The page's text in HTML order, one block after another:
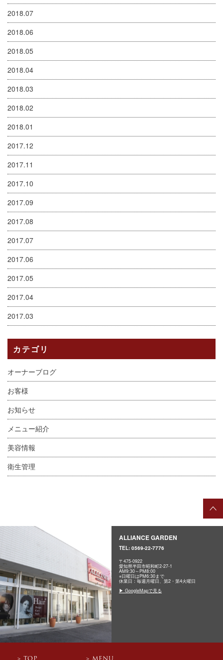
2018.07
2018.06
2018.05
2018.04
2018.03
2018.02
2018.01
2017.12
2017.11
2017.10
2017.09
2017.08
2017.07
2017.06
2017.05
2017.04
2017.03
カテゴリ
オーナーブログ
お客様
お知らせ
メニュー紹介
美容情報
衛生管理
ALLIANCE GARDEN
TEL: 0569-22-7776
〒475-0922
愛知県半田市昭和町2-27-1
AM9:30～PM8:00
※日曜日はPM6:30まで
休業日：毎週月曜日、第2・第4火曜日
▶ GoogleMapで見る